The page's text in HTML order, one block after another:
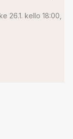
ke 26.1. kello 18:00,